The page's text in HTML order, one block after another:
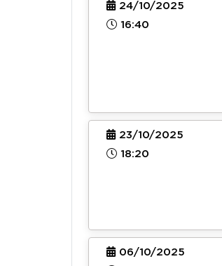
24/10/2025
16:40
23/10/2025
18:20
06/10/2025